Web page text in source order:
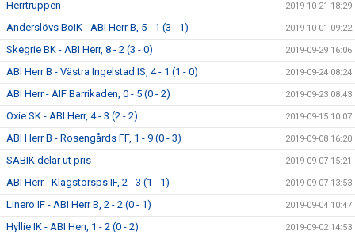
Herrtruppen 2019-10-21 18:29
Anderslövs BoIK - ABI Herr B, 5 - 1 (3 - 1) 2019-10-01 09:22
Skegrie BK - ABI Herr, 8 - 2 (3 - 0) 2019-09-29 16:06
ABI Herr B - Västra Ingelstad IS, 4 - 1 (1 - 0) 2019-09-24 08:24
ABI Herr - AIF Barrikaden, 0 - 5 (0 - 2) 2019-09-23 08:43
Oxie SK - ABI Herr, 4 - 3 (2 - 2) 2019-09-15 10:07
ABI Herr B - Rosengårds FF, 1 - 9 (0 - 3) 2019-09-08 16:20
SABIK delar ut pris 2019-09-07 15:21
ABI Herr - Klagstorsps IF, 2 - 3 (1 - 1) 2019-09-07 13:53
Linero IF - ABI Herr B, 2 - 2 (0 - 1) 2019-09-04 10:47
Hyllie IK - ABI Herr, 1 - 2 (0 - 2) 2019-09-02 14:53